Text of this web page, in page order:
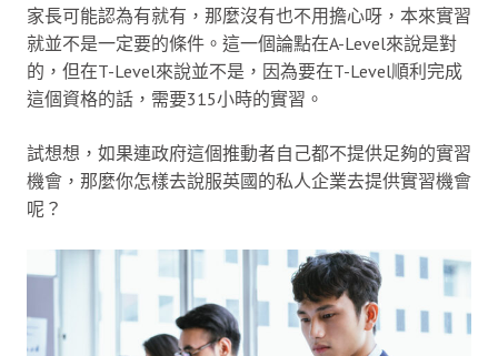
家長可能認為有就有，那麼沒有也不用擔心呀，本來實習
就並不是一定要的條件。這一個論點在A-Level來說是對
的，但在T-Level來說並不是，因為要在T-Level順利完成
這個資格的話，需要315小時的實習。
試想想，如果連政府這個推動者自己都不提供足夠的實習
機會，那麼你怎樣去說服英國的私人企業去提供實習機會
呢？